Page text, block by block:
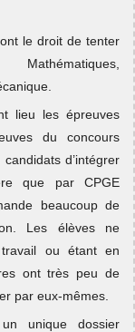
le droit de tenter
lieu les épreuves
du concours
d’intégrer
que par CPGE
beaucoup de
Les élèves ne
ou étant en
ont très peu de
par eux-mêmes.
unique dossier